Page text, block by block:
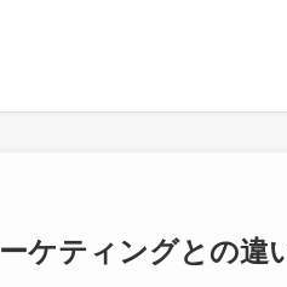
ケティングとの違